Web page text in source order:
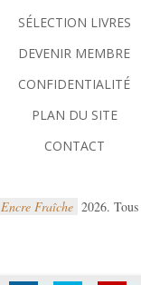
SÉLECTION LIVRES
DEVENIR MEMBRE
CONFIDENTIALITÉ
PLAN DU SITE
CONTACT
Encre Fraîche 2026.